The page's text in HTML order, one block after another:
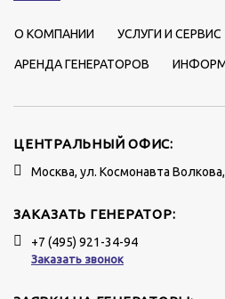
О КОМПАНИИ УСЛУГИ И СЕРВИС
АРЕНДА ГЕНЕРАТОРОВ
ЦЕНТРАЛЬНЫЙ ОФИС:
Москва, ул. Космонавта
ЗАКАЗАТЬ ГЕНЕРАТОР:
+7 (495) 921-34-94
Заказать звонок